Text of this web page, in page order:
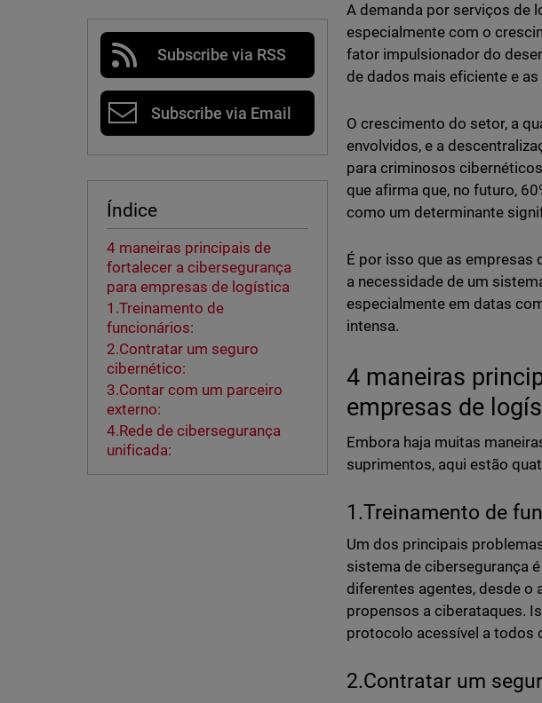
Subscribe via RSS
Subscribe via Email
Índice
4 maneiras principais de
fortalecer a cibersegurança
para empresas de logística
1.Treinamento de
funcionários:
2.Contratar um seguro
cibernético:
3.Contar com um parceiro
externo:
4.Rede de cibersegurança
unificada:
A demanda por serviços de
especialmente com o
fator impulsionador do
de dados mais eficiente e
O crescimento do setor, a
envolvidos, e a
para criminosos
que afirma que, no futuro,
como um determinante
É por isso que as empresas
a necessidade de um
especialmente em datas
intensa.
4 maneiras
empresas de
Embora haja muitas
suprimentos, aqui estão
1.Treinamento de
Um dos principais
sistema de cibersegurança
diferentes agentes, desde o
propensos a ciberataques.
protocolo acessível a todos
2.Contratar um